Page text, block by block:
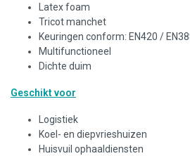
Latex foam
Tricot manchet
Keuringen conform: EN420 /
Multifunctioneel
Dichte duim
Geschikt voor
Logistiek
Koel- en diepvrieshuizen
Huisvuil ophaaldiensten